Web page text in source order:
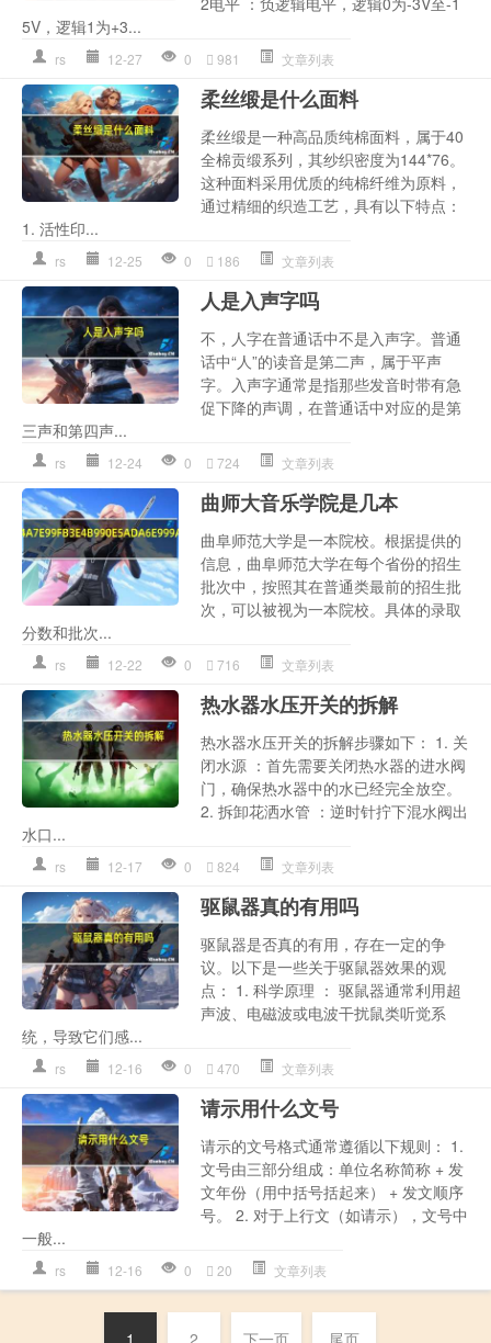
5V，逻辑1为+3...
rs 12-27 0 981 文章列表
柔丝缎是什么面料
柔丝缎是一种高品质纯棉面料，属于40
全棉贡缎系列，其纱织密度为144*76。
这种面料采用优质的纯棉纤维为原料，
通过精细的织造工艺，具有以下特点：
1. 活性印...
rs 12-25 0 186 文章列表
人是入声字吗
不，人字在普通话中不是入声字。普通
话中“人”的读音是第二声，属于平声
字。入声字通常是指那些发音时带有急
促下降的声调，在普通话中对应的是第
三声和第四声...
rs 12-24 0 724 文章列表
曲师大音乐学院是几本
曲阜师范大学是一本院校。根据提供的
信息，曲阜师范大学在每个省份的招生
批次中，按照其在普通类最前的招生批
次，可以被视为一本院校。具体的录取
分数和批次...
rs 12-22 0 716 文章列表
热水器水压开关的拆解
热水器水压开关的拆解步骤如下： 1. 关
闭水源 ：首先需要关闭热水器的进水阀
门，确保热水器中的水已经完全放空。
2. 拆卸花洒水管 ：逆时针拧下混水阀出
水口...
rs 12-17 0 824 文章列表
驱鼠器真的有用吗
驱鼠器是否真的有用，存在一定的争
议。以下是一些关于驱鼠器效果的观
点： 1. 科学原理 ： 驱鼠器通常利用超
声波、电磁波或电波干扰鼠类听觉系
统，导致它们感...
rs 12-16 0 470 文章列表
请示用什么文号
请示的文号格式通常遵循以下规则： 1.
文号由三部分组成：单位名称简称 + 发
文年份（用中括号括起来） + 发文顺序
号。 2. 对于上行文（如请示），文号中
一般...
rs 12-16 0 20 文章列表
1 2 下一页 尾页